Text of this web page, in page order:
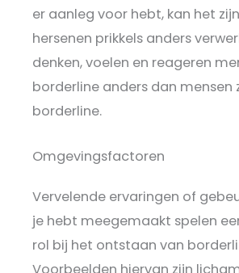
er aanleg voor hebt, kan het
hersenen prikkels anders
denken, voelen en reageren
borderline anders dan mensen
borderline.
Omgevingsfactoren
Vervelende ervaringen of
je hebt meegemaakt spelen
rol bij het ontstaan van